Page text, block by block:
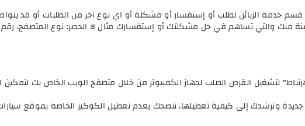
خدمة الزبائن لطلب أو إستفسار أو مشكلة أو اي نوع آخر من الطلبات أو قد
منك والتي تساهم في حل مشكلتك أو إستفسارك مثال لا الحصر: نوع المتصفح، رقم
لتشغيل القرص الصلب لجهاز الكمبيوتر من خلال متصفح الويب الخاص بك
وترشدك إلى كيفية تعطيلها، ننصحك بعدم تعطيل الكوكيز الخاصة بموقع